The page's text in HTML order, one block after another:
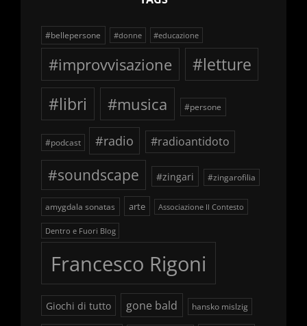
#bellepersone #donne #educazione
#improvvisazione
#letture
#libri
#musica #persone
#podcast #radio #radioantidoto
#soundscape #zingari #zingarofilia
amygdala sonatas arte Associazione Il Contesto
Dentro e Fuori Blog
Francesco Rigoni
Giochi di tutto gone bald hansko mislzig